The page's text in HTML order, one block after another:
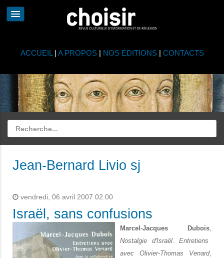
ACCUEIL | A PROPOS| NOS ÉDITIONS| CONTACTS
Jean-Bernard Livio sj
vendredi, 06 avril 2007 02:00
Israël, sans confusions
Marcel-Jacques Dubois,
Nostalgie d'Israël. Entretiens
avec Olivier-Thomas Venard,